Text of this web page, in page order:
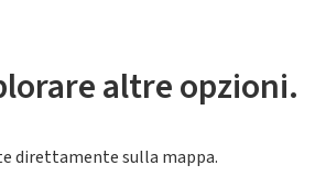
altre opzioni.
direttamente sulla mappa.